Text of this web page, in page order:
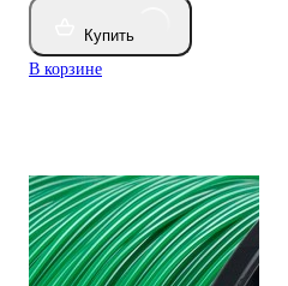
Купить
В корзине